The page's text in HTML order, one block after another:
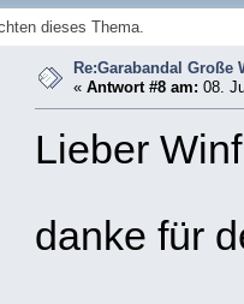
dieses Thema.
Re:Garabandal Große
«Antwort #8 am: 08.
Lieber
danke für